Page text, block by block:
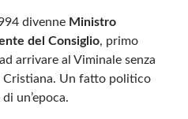
divenne Ministro
del Consiglio, primo
arrivare al Viminale senza
Cristiana. Un fatto politico
un’epoca.